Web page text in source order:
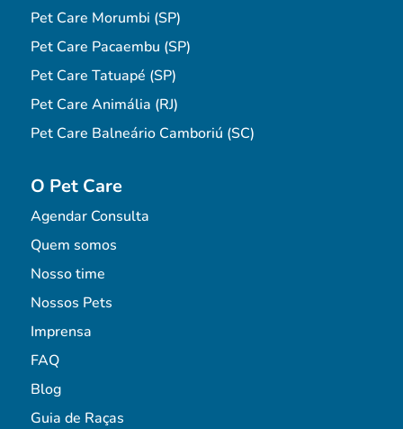
Pet Care Morumbi (SP)
Pet Care Pacaembu (SP)
Pet Care Tatuapé (SP)
Pet Care Animália (RJ)
Pet Care Balneário Camboriú (SC)
O Pet Care
Agendar Consulta
Quem somos
Nosso time
Nossos Pets
Imprensa
FAQ
Blog
Guia de Raças